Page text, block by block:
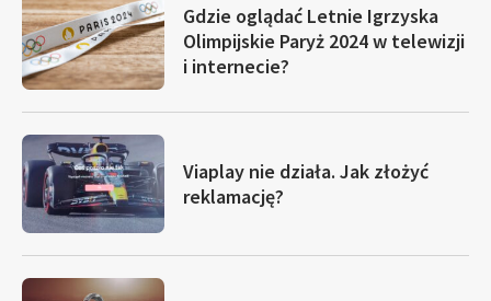
Gdzie oglądać Letnie Igrzyska
Olimpijskie Paryż 2024 w telewizji
i internecie?
Viaplay nie działa. Jak złożyć
reklamację?